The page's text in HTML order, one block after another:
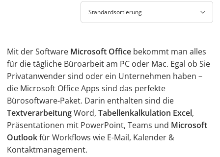
Mit der Software Microsoft Officebekommt man alles
für die tägliche Büroarbeit am PC oder Mac. Egal ob Sie
Privatanwender sind oder ein Unternehmen haben –
die Microsoft Office Apps sind das perfekte
Bürosoftware-Paket. Darin enthalten sind die
TextverarbeitungWord, Tabellenkalkulation Excel,
Präsentationen mit PowerPoint, Teams und Microsoft
Outlookfür Workflows wie E-Mail, Kalender &
Kontaktmanagement.